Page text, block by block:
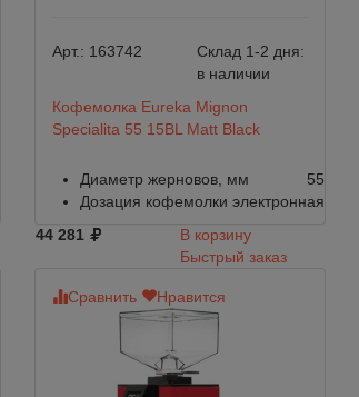
Арт.: 163742
Склад 1-2 дня:
в наличии
Кофемолка Eureka Mignon
Specialita 55 15BL Matt Black
Диаметр жерновов, мм
55
Дозация кофемолки электронная
44 281
В корзину
Быстрый заказ
Сравнить Нравится